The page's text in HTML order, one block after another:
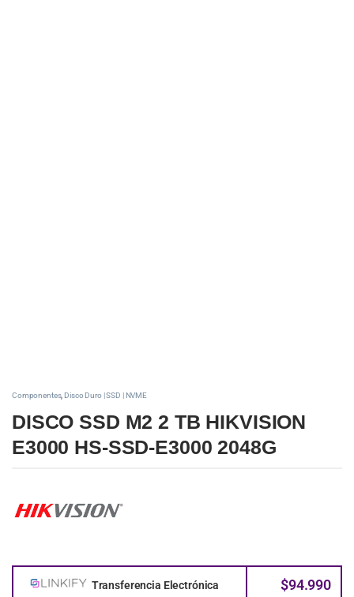
Componentes,Disco Duro | SSD | NVME
DISCO SSD M2 2 TB HIKVISION
E3000 HS-SSD-E3000 2048G
Transferencia Electrónica $94.990